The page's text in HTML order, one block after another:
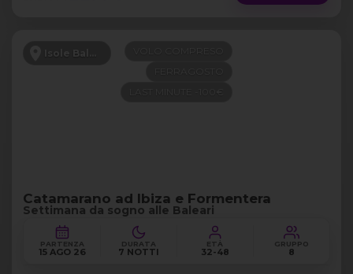
Isole Baleari
Catamarano ad Ibiza e Formentera
Settimana da sogno alle Baleari
PARTENZA
15 AGO 26
DURATA
7 NOTTI
ETÀ
32-48
GRUPPO
8